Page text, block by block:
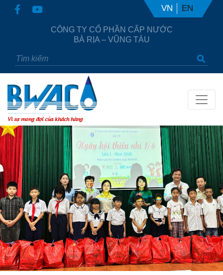
CÔNG TY CỔ PHẦN CẤP NƯỚC
BÀ RỊA – VŨNG TÀU
VN EN
Vì sự mong đợi của khách hàng